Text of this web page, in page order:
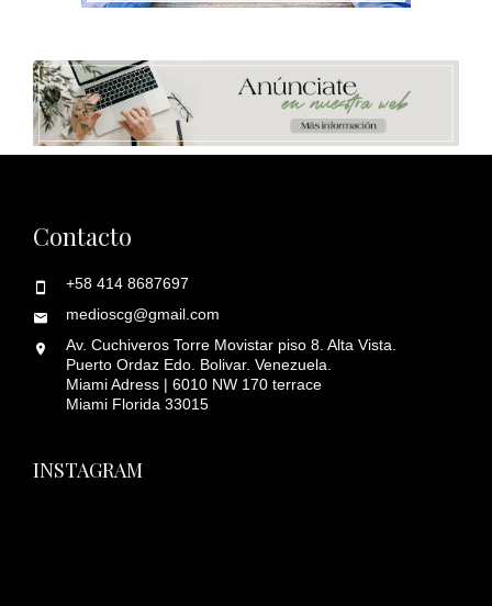
Contacto
+58 414 8687697
medioscg@gmail.com
Av. Cuchiveros Torre Movistar piso 8. Alta Vista.
Puerto Ordaz Edo. Bolivar. Venezuela.
Miami Adress | 6010 NW 170 terrace
Miami Florida 33015
INSTAGRAM